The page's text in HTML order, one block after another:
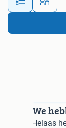
We
Helaas